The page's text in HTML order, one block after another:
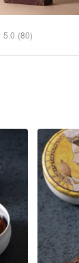
5.0 (80)